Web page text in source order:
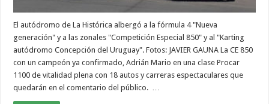
El autódromo de La Histórica albergó a la fórmula 4 "Nueva
generación" y a las zonales "Competición Especial 850" y al "Karting
autódromo Concepción del Uruguay". Fotos: JAVIER GAUNA La CE 850
con un campeón ya confirmado, Adrián Mario en una clase Procar
1100 de vitalidad plena con 18 autos y carreras espectaculares que
quedarán en el comentario del público. …